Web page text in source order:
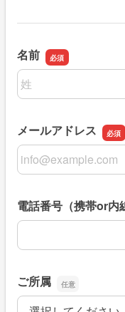
名前
名前の姓
メールアドレス
メールアドレス
電話番号（携帯or内
電話番号（携帯or内
ご所属
ご所属